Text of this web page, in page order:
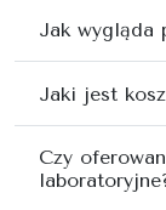
Jak wygląda
Jaki jest
Czy